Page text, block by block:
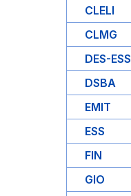
CLELI
CLMG
DES-ESS
DSBA
EMIT
ESS
FIN
GIO